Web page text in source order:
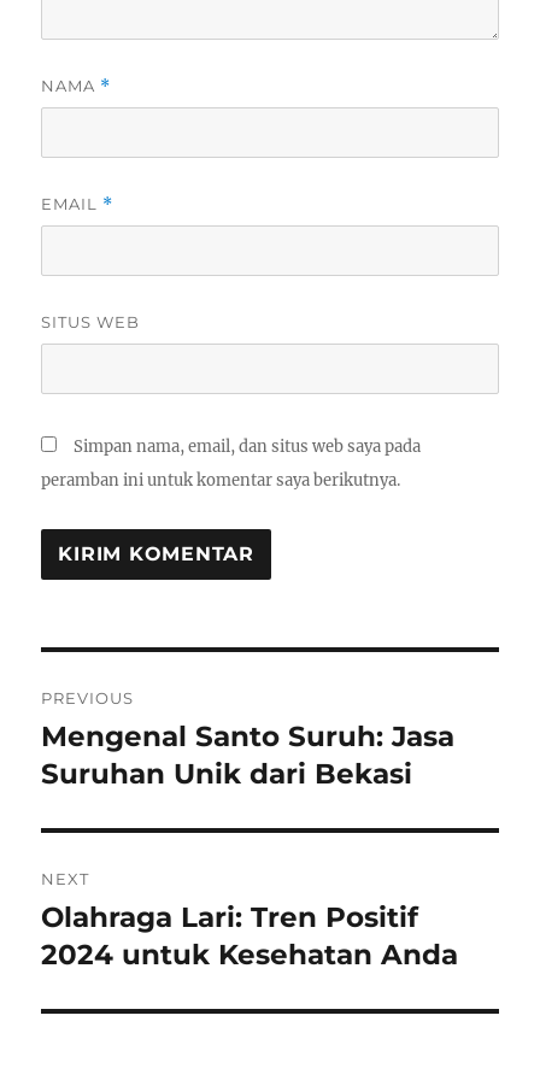
NAMA *
EMAIL *
SITUS WEB
Simpan nama, email, dan situs web saya pada
peramban ini untuk komentar saya berikutnya.
pos
PREVIOUS
Previous
post:
Mengenal Santo Suruh: Jasa
Suruhan Unik dari Bekasi
NEXT
Next
post:
Olahraga Lari: Tren Positif
2024 untuk Kesehatan Anda